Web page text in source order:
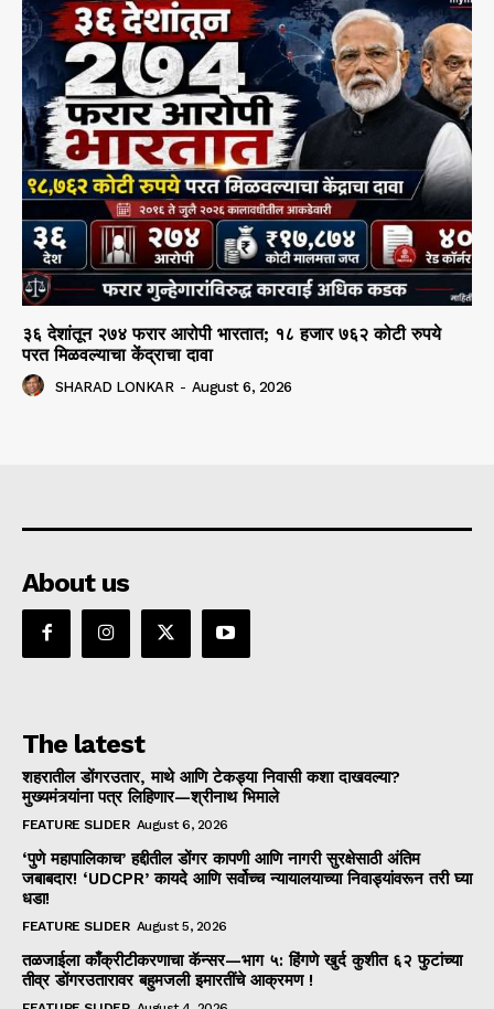
३६ देशांतून २७४ फरार आरोपी भारतात; १८ हजार ७६२ कोटी रुपये
परत मिळवल्याचा केंद्राचा दावा
SHARAD LONKAR - August 6, 2026
About us
The latest
शहरातील डोंगरउतार, माथे आणि टेकड्या निवासी कशा दाखवल्या?
मुख्यमंत्र्यांना पत्र लिहिणार—श्रीनाथ भिमाले
FEATURE SLIDER August 6, 2026
‘पुणे महापालिकाच’ हद्दीतील डोंगर कापणी आणि नागरी सुरक्षेसाठी अंतिम
जबाबदार! ‘UDCPR’ कायदे आणि सर्वोच्च न्यायालयाच्या निवाड्यांवरून तरी घ्या
धडा!
FEATURE SLIDER August 5, 2026
तळजाईला काँक्रीटीकरणाचा कॅन्सर—भाग ५: हिंगणे खुर्द कुशीत ६२ फुटांच्या
तीव्र डोंगरउतारावर बहुमजली इमारतींचे आक्रमण !